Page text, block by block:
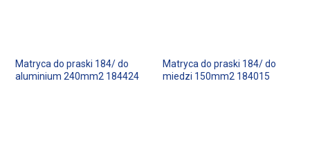
Matryca do praski 184/ do
aluminium 240mm2 184424
Matryca do praski 184/ do
miedzi 150mm2 184015